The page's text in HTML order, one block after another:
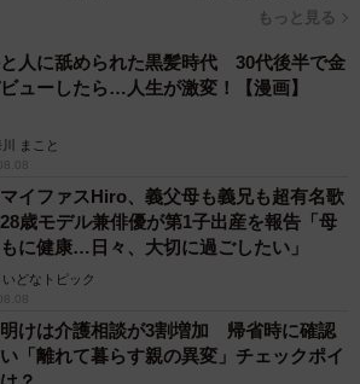
あるのですが、過発酵（発酵させす
かなと思います。元々このレシピを考
、実は割とよくある失敗なのだそう
てだったので、驚いたとともにとて
対してコメントには、「パンに包まれ
からおにぎり」「パンの赤ちゃん」な
れました。見た目は想定外の仕上が
のの、味は問題なかったといいま
もっと見る
人に舐められた黒髪時代 30代後半で金
ューしたら…人生が激変！【漫画】
まこと
イファスHiro、義父母も義兄も超有名歌
歳モデル兼俳優が第1子出産を報告「母
に健康…日々、大切に過ごしたい」
いどなトピック
けは介護相談が3割増加 帰省時に確認
「離れて暮らす親の異変」チェックポイ